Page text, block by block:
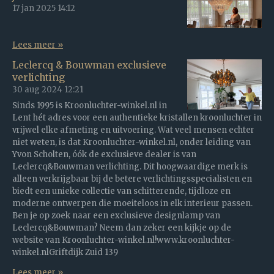
17 jan 2025 14:12
Lees meer »
Leclercq & Bouwman exclusieve
verlichting
30 aug 2024 12:21
Sinds 1995 is Kroonluchter-winkel.nl in
Lent hét adres voor een authentieke kristallen kroonluchter in
vrijwel elke afmeting en uitvoering. Wat veel mensen echter
niet weten, is dat Kroonluchter-winkel.nl, onder leiding van
Yvon Scholten, óók de exclusieve dealer is van
Leclercq&Bouwman verlichting. Dit hoogwaardige merk is
alleen verkrijgbaar bij de betere verlichtingsspecialisten en
biedt een unieke collectie van schitterende, tijdloze en
moderne ontwerpen die moeiteloos in elk interieur passen.
Ben je op zoek naar een exclusieve designlamp van
Leclercq&Bouwman? Neem dan zeker een kijkje op de
website van Kroonluchter-winkel.nl!www.kroonluchter-
winkel.nlGriftdijk Zuid 139